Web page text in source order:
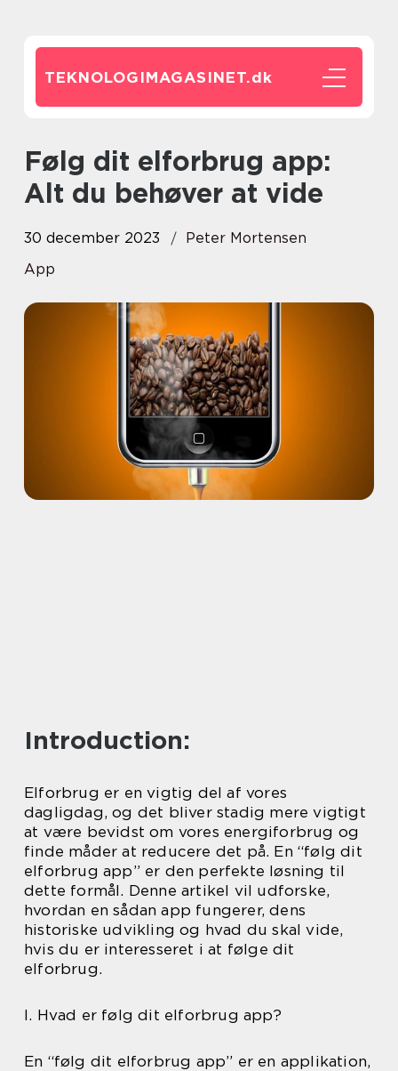
TEKNOLOGIMAGASINET.dk
Følg dit elforbrug app:
Alt du behøver at vide
30 december 2023
Peter Mortensen
App
Introduction:
Elforbrug er en vigtig del af vores
dagligdag, og det bliver stadig mere vigtigt
at være bevidst om vores energiforbrug og
finde måder at reducere det på. En “følg dit
elforbrug app” er den perfekte løsning til
dette formål. Denne artikel vil udforske,
hvordan en sådan app fungerer, dens
historiske udvikling og hvad du skal vide,
hvis du er interesseret i at følge dit
elforbrug.
I. Hvad er følg dit elforbrug app?
En “følg dit elforbrug app” er en applikation,